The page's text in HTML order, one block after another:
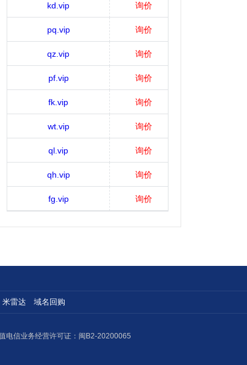
kd.vip 询价
pq.vip 询价
qz.vip 询价
pf.vip 询价
fk.vip 询价
wt.vip 询价
ql.vip 询价
qh.vip 询价
fg.vip 询价
米雷达 域名回购
电信业务经营许可证：闽B2-20200065